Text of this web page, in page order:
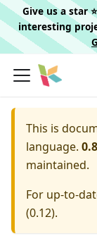
Give us a star
interesting
This is
language. 0.8
maintained.
For up-to-
(0.12).